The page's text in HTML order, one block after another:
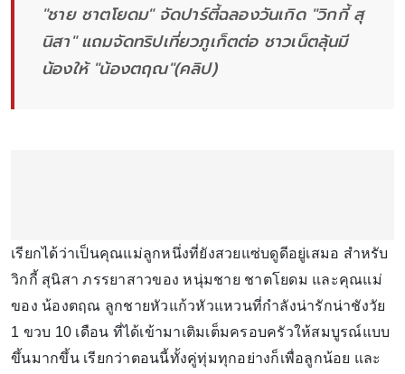
"ชาย ชาตโยดม" จัดปาร์ตี้ฉลองวันเกิด "วิกกี้ สุ
นิสา" แถมจัดทริปเที่ยวภูเก็ตต่อ ชาวเน็ตลุ้นมี
น้องให้ "น้องตฤณ"(คลิป)
เรียกได้ว่าเป็นคุณแม่ลูกหนึ่งที่ยังสวยแซ่บดูดีอยู่เสมอ สำหรับ
วิกกี้ สุนิสา ภรรยาสาวของ หนุ่มชาย ชาตโยดม และคุณแม่
ของ น้องตฤณ ลูกชายหัวแก้วหัวแหวนที่กำลังน่ารักน่าชังวัย
1 ขวบ 10 เดือน ที่ได้เข้ามาเติมเต็มครอบครัวให้สมบูรณ์แบบ
ขึ้นมากขึ้น เรียกว่าตอนนี้ทั้งคู่ทุ่มทุกอย่างก็เพื่อลูกน้อย และ